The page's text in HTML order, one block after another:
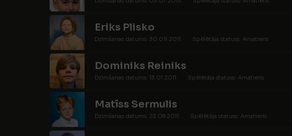
Eriks Plisko
Dzimšanas datums: 30.09.2011. Spēlētāja statuss: Amatieris
Dominiks Reiniks
Dzimšanas datums: 13.01.2011. Spēlētāja statuss: Amatieris
Matīss Sermulis
Dzimšanas datums: 23.08.2011. Spēlētāja statuss: Amatieris